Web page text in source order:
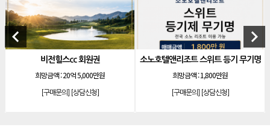
[리조트]한화 안토 77평 등기 기명
[리조트]한화 안토 67평 하프 등기 기명
[리조트]
[리조트]소노 이그젝큐티브 회원제 무기명
소노호텔앤리조트 로얄 회원제 기명
keyboard_arrow_left
비전힐스cc 회원권
희망금액 :20억 5,000만원
[구매문의] [상담신청]
소노호텔앤리조트 스위트 등기 무기명
희망금액 :1,800만원
[구매문의] [상담신청]
keyboard_arrow_right